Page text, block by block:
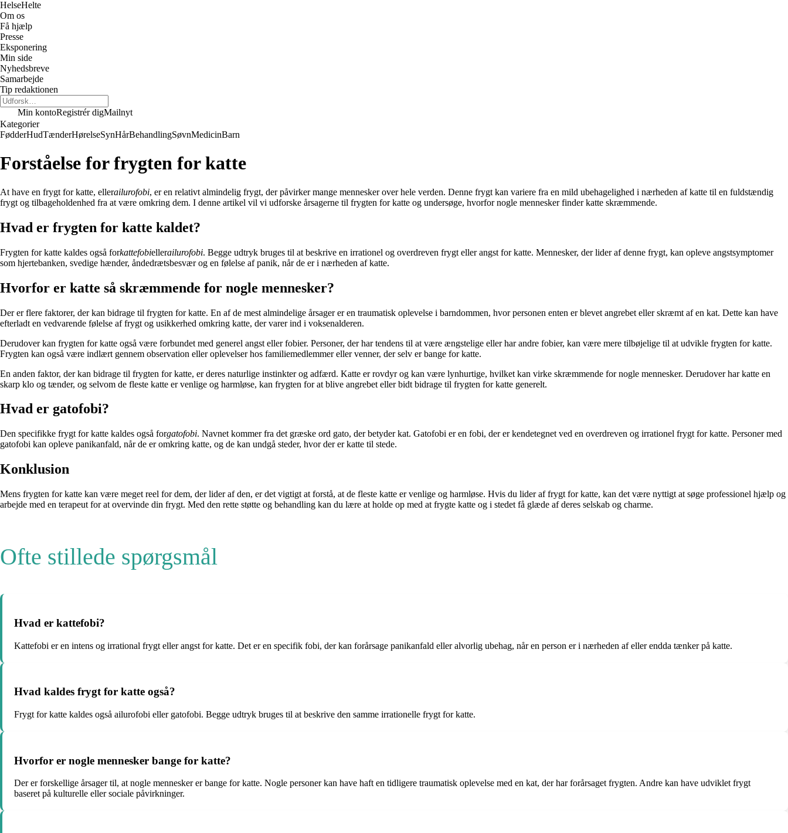
HelseHelte
Om os
Få hjælp
Presse
Eksponering
Min side
Nyhedsbreve
Samarbejde
Tip redaktionen
Min kontoRegistrér digMailnyt
Kategorier
FødderHudTænderHørelseSynHårBehandlingSøvnMedicinBarn
Forståelse for frygten for katte
At have en frygt for katte, ellerailurofobi, er en relativt almindelig frygt, der påvirker mange mennesker over hele verden. Denne frygt kan variere fra en mild ubehagelighed i nærheden af katte til en fuldstændig
frygt og tilbageholdenhed fra at være omkring dem. I denne artikel vil vi udforske årsagerne til frygten for katte og undersøge, hvorfor nogle mennesker finder katte skræmmende.
Hvad er frygten for katte kaldet?
Frygten for katte kaldes også forkattefobiellerailurofobi. Begge udtryk bruges til at beskrive en irrationel og overdreven frygt eller angst for katte. Mennesker, der lider af denne frygt, kan opleve angstsymptomer
som hjertebanken, svedige hænder, åndedrætsbesvær og en følelse af panik, når de er i nærheden af katte.
Hvorfor er katte så skræmmende for nogle mennesker?
Der er flere faktorer, der kan bidrage til frygten for katte. En af de mest almindelige årsager er en traumatisk oplevelse i barndommen, hvor personen enten er blevet angrebet eller skræmt af en kat. Dette kan have
efterladt en vedvarende følelse af frygt og usikkerhed omkring katte, der varer ind i voksenalderen.
Derudover kan frygten for katte også være forbundet med generel angst eller fobier. Personer, der har tendens til at være ængstelige eller har andre fobier, kan være mere tilbøjelige til at udvikle frygten for katte.
Frygten kan også være indlært gennem observation eller oplevelser hos familiemedlemmer eller venner, der selv er bange for katte.
En anden faktor, der kan bidrage til frygten for katte, er deres naturlige instinkter og adfærd. Katte er rovdyr og kan være lynhurtige, hvilket kan virke skræmmende for nogle mennesker. Derudover har katte en
skarp klo og tænder, og selvom de fleste katte er venlige og harmløse, kan frygten for at blive angrebet eller bidt bidrage til frygten for katte generelt.
Hvad er gatofobi?
Den specifikke frygt for katte kaldes også forgatofobi. Navnet kommer fra det græske ord gato, der betyder kat. Gatofobi er en fobi, der er kendetegnet ved en overdreven og irrationel frygt for katte. Personer med
gatofobi kan opleve panikanfald, når de er omkring katte, og de kan undgå steder, hvor der er katte til stede.
Konklusion
Mens frygten for katte kan være meget reel for dem, der lider af den, er det vigtigt at forstå, at de fleste katte er venlige og harmløse. Hvis du lider af frygt for katte, kan det være nyttigt at søge professionel hjælp og
arbejde med en terapeut for at overvinde din frygt. Med den rette støtte og behandling kan du lære at holde op med at frygte katte og i stedet få glæde af deres selskab og charme.
Ofte stillede spørgsmål
Hvad er kattefobi?
Kattefobi er en intens og irrational frygt eller angst for katte. Det er en specifik fobi, der kan forårsage panikanfald eller alvorlig ubehag, når en person er i nærheden af eller endda tænker på katte.
Hvad kaldes frygt for katte også?
Frygt for katte kaldes også ailurofobi eller gatofobi. Begge udtryk bruges til at beskrive den samme irrationelle frygt for katte.
Hvorfor er nogle mennesker bange for katte?
Der er forskellige årsager til, at nogle mennesker er bange for katte. Nogle personer kan have haft en tidligere traumatisk oplevelse med en kat, der har forårsaget frygten. Andre kan have udviklet frygt
baseret på kulturelle eller sociale påvirkninger.